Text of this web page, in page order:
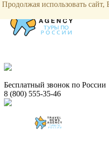
Бесплатный звонок по России
8 (800) 555-35-46
Продолжая использовать